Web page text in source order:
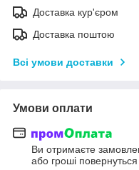
Доставка кур'єром
Доставка поштою
Всі умови доставки
Умови оплати
Ви отримаєте
або гроші